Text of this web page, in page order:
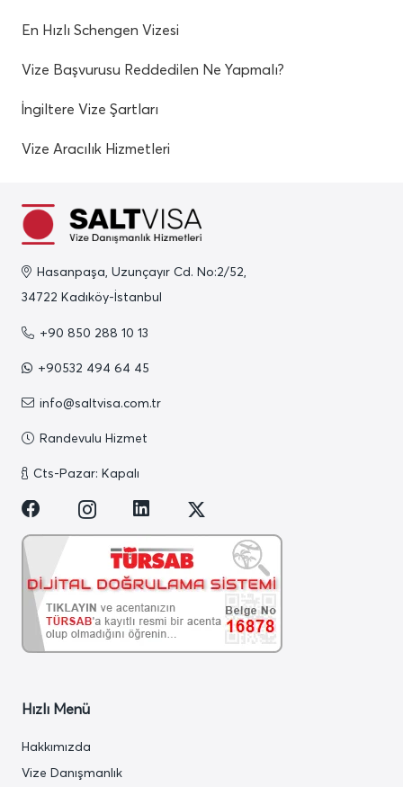
En Hızlı Schengen Vizesi
Vize Başvurusu Reddedilen Ne Yapmalı?
İngiltere Vize Şartları
Vize Aracılık Hizmetleri
Hasanpaşa, Uzunçayır Cd. No:2/52,
34722 Kadıköy-İstanbul
+90 850 288 10 13
+90532 494 64 45
info@saltvisa.com.tr
Randevulu Hizmet
Cts-Pazar: Kapalı
Hızlı Menü
Hakkımızda
Vize Danışmanlık